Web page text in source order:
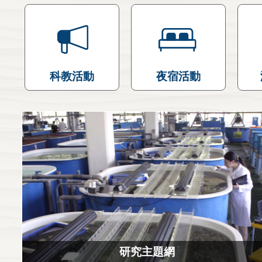
科教活動 夜宿活動
研究主題網